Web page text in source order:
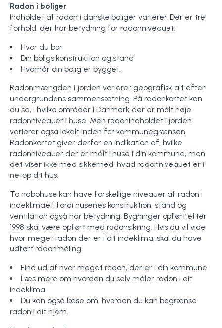
Radon i boliger
Indholdet af radon i danske boliger varierer. Der er tre
forhold, der har betydning for radonniveauet:
Hvor du bor
Din boligs konstruktion og stand
Hvornår din bolig er bygget.
Radonmængden i jorden varierer geografisk alt efter
undergrundens sammensætning. På radonkortet kan
du se, i hvilke områder i Danmark der er målt høje
radonniveauer i huse. Men radonindholdet i jorden
varierer også lokalt inden for kommunegrænsen.
Radonkortet giver derfor en indikation af, hvilke
radonniveauer der er målt i huse i din kommune, men
det viser ikke med sikkerhed, hvad radonniveauet er i
netop dit hus.
To nabohuse kan have forskellige niveauer af radon i
indeklimaet, fordi husenes konstruktion, stand og
ventilation også har betydning. Bygninger opført efter
1998 skal være opført med radonsikring. Hvis du vil vide
hvor meget radon der er i dit indeklima, skal du have
udført radonmåling.
Find ud af hvor meget radon, der er i din kommune
Læs mere om hvordan du selv måler radon i dit
indeklima.
Du kan også læse om, hvordan du kan begrænse
radon i dit hjem.